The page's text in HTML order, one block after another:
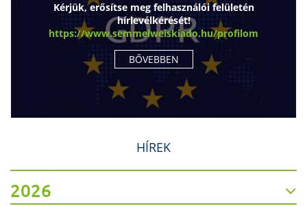
Kérjük, erősítse meg felhasználói felületén
hírlevélkérését!
https://www.semmelweiskiado.hu/profilom
BŐVEBBEN
HÍREK
2026